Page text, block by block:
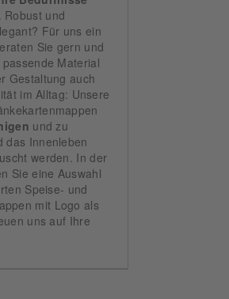
Robust und
Für uns ein
Sie gern und
Material
Gestaltung auch
im Alltag: Unsere
und zu
das Innenleben
werden. In der
Sie eine Auswahl
Speise- und
mit Logo als
uns auf Ihre